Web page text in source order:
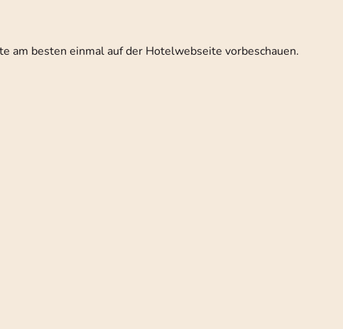
am besten einmal auf der Hotelwebseite vorbeschauen.